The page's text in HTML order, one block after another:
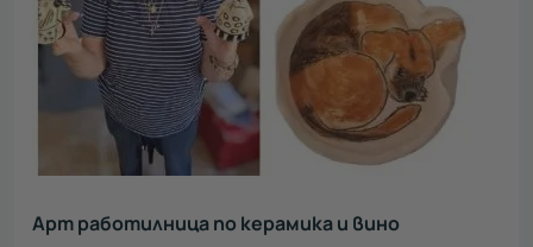
Арт работилница по керамика и вино